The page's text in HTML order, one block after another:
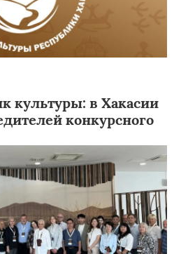
культуры: в Хакасии
конкурсного